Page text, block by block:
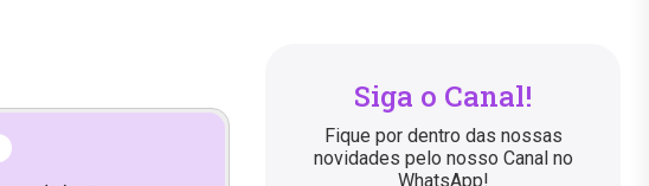
Siga o Canal!
Fique por dentro das nossas
novidades pelo nosso Canal no
WhatsApp!